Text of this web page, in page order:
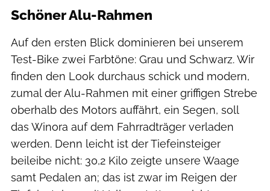
Schöner Alu-Rahmen
Auf den ersten Blick dominieren bei unserem
Test-Bike zwei Farbtöne: Grau und Schwarz. Wir
finden den Look durchaus schick und modern,
zumal der Alu-Rahmen mit einer griffigen Strebe
oberhalb des Motors auffährt, ein Segen, soll
das Winora auf dem Fahrradträger verladen
werden. Denn leicht ist der Tiefeinsteiger
beileibe nicht: 30,2 Kilo zeigte unsere Waage
samt Pedalen an; das ist zwar im Reigen der